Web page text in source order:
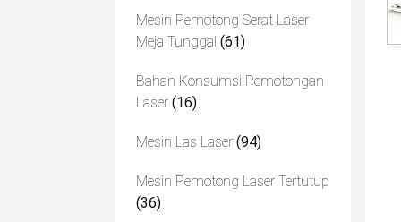
Mesin Pemotong Serat Laser
Meja Tunggal (61)
Bahan Konsumsi Pemotongan
Laser (16)
Mesin Las Laser (94)
Mesin Pemotong Laser Tertutup
(36)